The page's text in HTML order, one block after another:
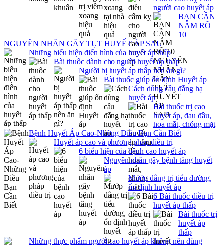
người cao huyết áp
BẠN CẦN
NẮM RÕ
10
NGUYÊN NHÂN GÂY TỤT HUYẾT ÁP SAU
Những biểu hiện điển hình của huyết áp thấp
Bài thuốc dành cho người huyết áp thấp
Người bị huyết áp thấp nên ăn gì?
Bài thuốc giúp ổn định Huyết áp
Cách dùng câu đằng hạ
huyết áp
Bài thuốc trị cao
huyết áp, đau đầu,
hoa mắt, chóng mặt
Bệnh Huyết Áp Cao-Những Điều Bạn Cần Biết
Huyết áp cao và phương pháp điều trị
6 biểu hiện của bệnh cao huyết áp
Nguyên nhân gây bệnh tăng huyết
áp
Mướp đắng trị tiểu đường,
ổn định huyết áp
6 Bài thuốc điều trị
huyết áp thấp
Bài thuốc trị
huyết áp
thấp
Những thực phẩm người cao huyết áp không nên dùng